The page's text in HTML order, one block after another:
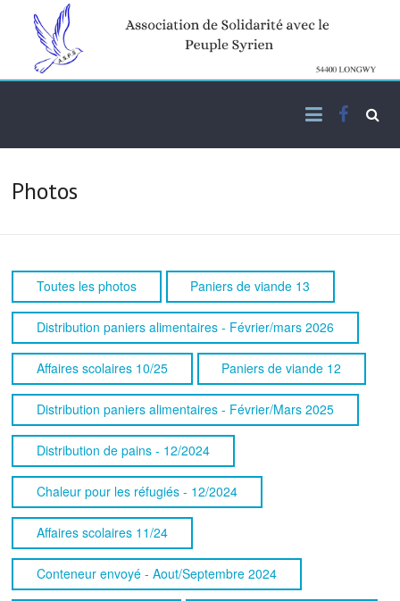
content
Association de solidarité
avec le peuple syrien
Photos
Toutes les photos Paniers de viande 13
Distribution paniers alimentaires - Février/mars 2026
Affaires scolaires 10/25 Paniers de viande 12
Distribution paniers alimentaires - Février/Mars 2025
Distribution de pains - 12/2024
Chaleur pour les réfugiés - 12/2024
Affaires scolaires 11/24
Conteneur envoyé - Aout/Septembre 2024